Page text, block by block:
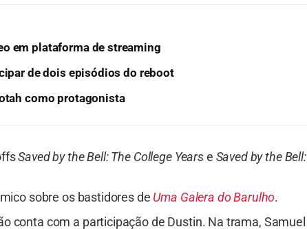
em plataforma de streaming
de dois episódios do reboot
como protagonista
Saved by the Bell: The College Yearse Saved by the Bell:
sobre os bastidores de Uma Galera do Barulho.
conta com a participação de Dustin. Na trama, Samuel